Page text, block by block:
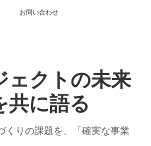
お問い合わせ
ェクトの未来
共に語る
くりの課題を、「確実な事業